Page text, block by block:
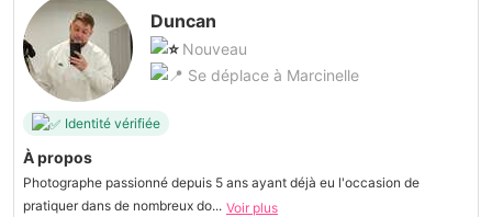
Duncan
Nouveau
Se déplace à Marcinelle
Identité vérifiée
À propos
Photographe passionné depuis 5 ans ayant déjà eu l'occasion de
pratiquer dans de nombreux do... Voir plus